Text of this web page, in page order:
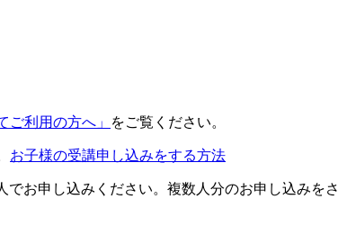
ご利用の方へ」 をご覧ください。
お子様の受講申し込みをする方法
お申し込みください。複数人分のお申し込みをさ